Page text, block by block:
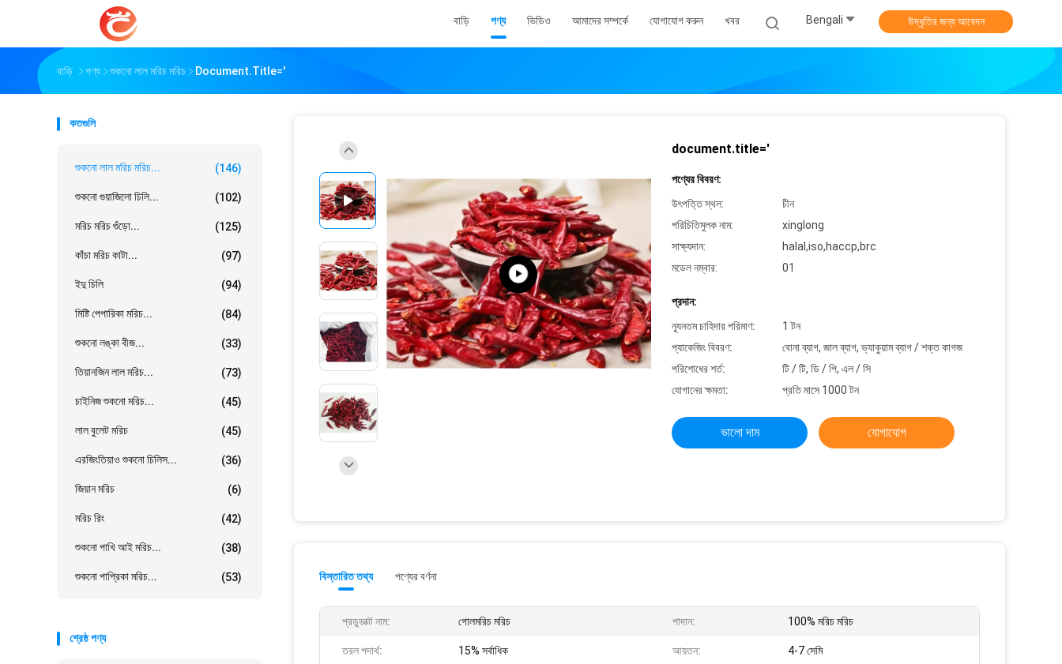
বাড়ি পণ্য ভিডিও আমাদের সম্পর্কে যোগাযোগ করুন খবর Bengali উদ্ধৃতির জন্য আবেদন
বাড়ি পণ্য শুকনো লাল মরিচ মরিচ Document.title='
কতগুলি
শুকনো লাল মরিচ মরিচ... (146)
শুকনো গুয়াজিলো চিলি... (102)
মরিচ মরিচ গুঁড়ো... (125)
কাঁচা মরিচ কাটা... (97)
ইদু চিলি (94)
মিষ্টি পেপারিকা মরিচ... (84)
শুকনো লঙ্কা বীজ... (33)
তিয়ানজিন লাল মরিচ... (73)
চাইনিজ শুকনো মরিচ... (45)
লাল বুলেট মরিচ (45)
এরজিংতিয়াও শুকনো চিলিস... (36)
জিয়ান মরিচ (6)
মরিচ রিং (42)
শুকনো পাখি আই মরিচ... (38)
শুকনো পাপ্রিকা মরিচ... (53)
শ্রেষ্ঠ পণ্য
document.title='
পণ্যের বিবরণ:
উৎপত্তি স্থল:
চীন
পরিচিতিমুলক নাম:
xinglong
সাক্ষ্যদান:
halal,iso,haccp,brc
মডেল নম্বার:
01
প্রদান:
ন্যূনতম চাহিদার পরিমাণ:
1 টন
প্যাকেজিং বিবরণ:
বোনা ব্যাগ, জাল ব্যাগ, ভ্যাকুয়াম ব্যাগ / শক্ত কাগজ
পরিশোধের শর্ত:
টি / টি, ডি / পি, এল / সি
যোগানের ক্ষমতা:
প্রতি মাসে 1000 টন
ভালো দাম যোগাযোগ
বিস্তারিত তথ্য পণ্যের বর্ণনা
প্রডুডাক্ট নাম: গোলমরিচ মরিচ পাদান: 100% মরিচ মরিচ
তরল পদার্থ: 15% সর্বাধিক আয়তন: 4-7 সেমি